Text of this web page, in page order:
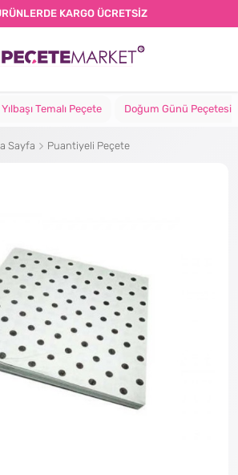
KARGO ÜCRETSİZ
Yılbaşı Temalı Peçete Doğum Günü Peçetesi
Sayfa Puantiyeli Peçete